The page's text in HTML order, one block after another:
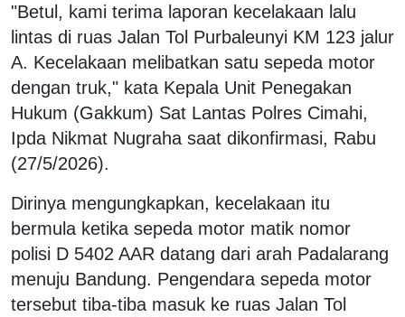
"Betul, kami terima laporan kecelakaan lalu
lintas di ruas Jalan Tol Purbaleunyi KM 123 jalur
A. Kecelakaan melibatkan satu sepeda motor
dengan truk," kata Kepala Unit Penegakan
Hukum (Gakkum) Sat Lantas Polres Cimahi,
Ipda Nikmat Nugraha saat dikonfirmasi, Rabu
(27/5/2026).
Dirinya mengungkapkan, kecelakaan itu
bermula ketika sepeda motor matik nomor
polisi D 5402 AAR datang dari arah Padalarang
menuju Bandung. Pengendara sepeda motor
tersebut tiba-tiba masuk ke ruas Jalan Tol